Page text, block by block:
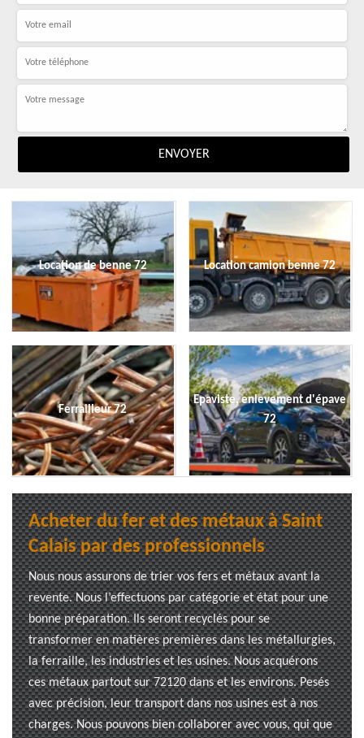
Location de benne 72 Location camion benne 72
Ferrailleur 72
Epaviste, enlevement d'épave
72
Acheter du fer et des métaux à Saint
Calais par des professionnels
Nous nous assurons de trier vos fers et métaux avant la
revente. Nous l’effectuons par catégorie et état pour une
bonne préparation. Ils seront recyclés pour se
transformer en matières premières dans les métallurgies,
la ferraille, les industries et les usines. Nous acquérons
ces métaux partout sur 72120 dans et les environs. Pesés
avec précision, leur transport dans nos usines est à nos
charges. Nous pouvons bien collaborer avec vous, qui que